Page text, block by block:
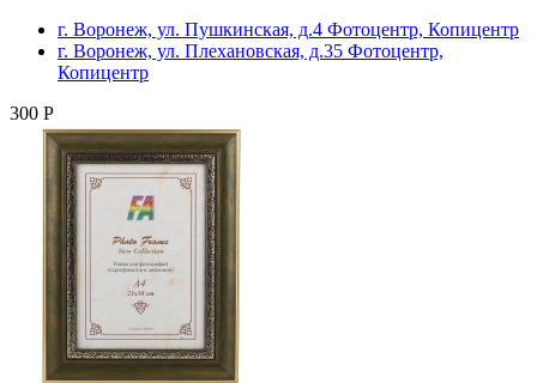
г. Воронеж, ул. Пушкинская, д.4 Фотоцентр, Копицентр
г. Воронеж, ул. Плехановская, д.35 Фотоцентр,
Копицентр
300 Р